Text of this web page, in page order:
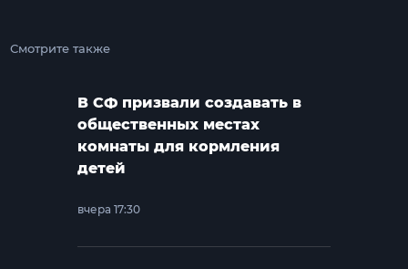
Смотрите также
В СФ призвали создавать в
общественных местах
комнаты для кормления
детей
вчера 17:30